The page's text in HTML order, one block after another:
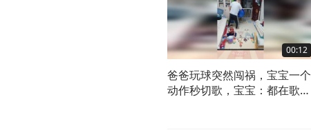
00:12
爸爸玩球突然闯祸，宝宝一个
动作秒切歌，宝宝：都在歌里